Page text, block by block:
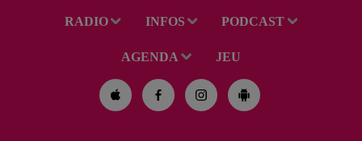
RADIO INFOS PODCAST
AGENDA JEU